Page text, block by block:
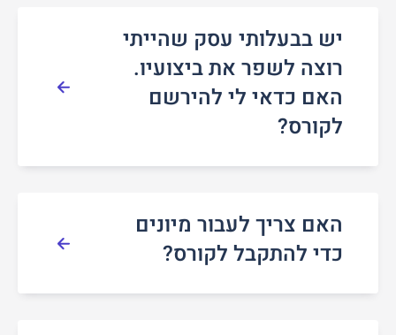
יש בבעלותי עסק שהייתי
רוצה לשפר את ביצועיו.
האם כדאי לי להירשם
לקורס?
האם צריך לעבור מיונים
כדי להתקבל לקורס?